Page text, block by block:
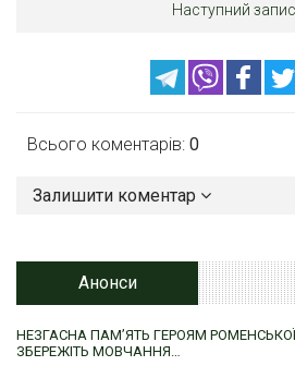
Наступний запис
Всього коментарів: 0
Залишити коментар
Анонси
НЕЗГАСНА ПАМ’ЯТЬ ГЕРОЯМ
ЗБЕРЕЖІТЬ МОВЧАННЯ…